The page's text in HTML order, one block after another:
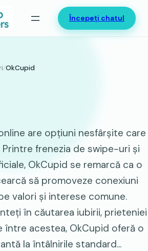
Începeți chatul
/OkCupid
are opțiuni nesfârșite care
frenezia de swipe-uri și
OkCupid se remarcă ca o
să promoveze conexiuni
valori și interese comune.
în căutarea iubirii, prieteniei
între acestea, OkCupid oferă o
la întâlnirile standard...